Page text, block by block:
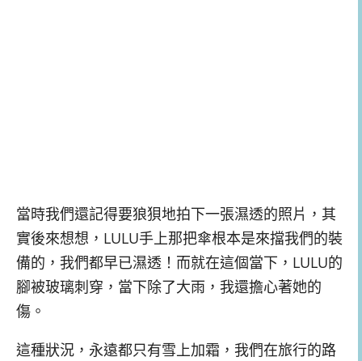
當時我們還記得要狼狽地拍下一張濕透的照片，其
實後來想想，LULU手上那把傘根本是來擋我們的裝
備的，我們都早已濕透！而就在這個當下，LULU的
腳被玻璃刺穿，當下除了大雨，我還擔心著她的
傷。
這種狀況，永遠都只有雪上加霜，我們在旅行的路